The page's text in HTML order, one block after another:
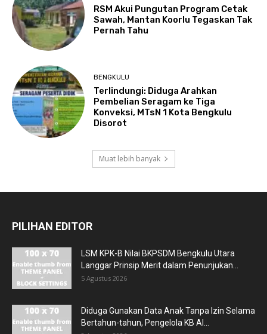
RSM Akui Pungutan Program Cetak
Sawah, Mantan Koorlu Tegaskan Tak
Pernah Tahu
BENGKULU
Terlindungi: Diduga Arahkan
Pembelian Seragam ke Tiga
Konveksi, MTsN 1 Kota Bengkulu
Disorot
Muat lebih banyak
PILIHAN EDITOR
LSM KPK-B Nilai BKPSDM Bengkulu Utara
Langgar Prinsip Merit dalam Penunjukan...
5 Agustus 2026
Diduga Gunakan Data Anak Tanpa Izin Selama
Bertahun-tahun, Pengelola KB Al...